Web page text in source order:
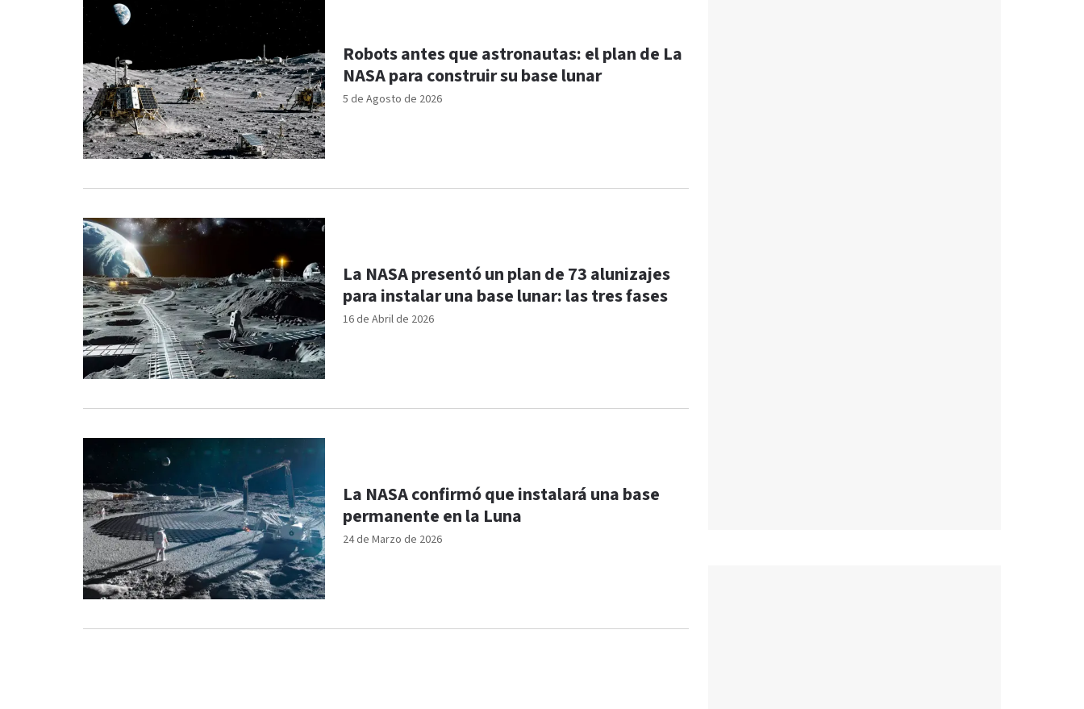
5 de Agosto de 2026
Robots antes que astronautas: el plan de La
NASA para construir su base lunar
16 de Abril de 2026
La NASA presentó un plan de 73 alunizajes
para instalar una base lunar: las tres fases
24 de Marzo de 2026
La NASA confirmó que instalará una base
permanente en la Luna